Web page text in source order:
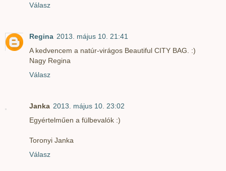
Válasz
Regina 2013. május 10. 21:41
A kedvencem a natúr-virágos Beautiful CITY BAG. :)
Nagy Regina
Válasz
Janka 2013. május 10. 23:02
Egyértelműen a fülbevalók :)
Toronyi Janka
Válasz